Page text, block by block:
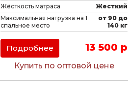
Жёсткость матраса
Жесткий
Максимальная нагрузка на 1
спальное место
от 90 до
140 кг
Подробнее 13 500 р
Купить по оптовой цене